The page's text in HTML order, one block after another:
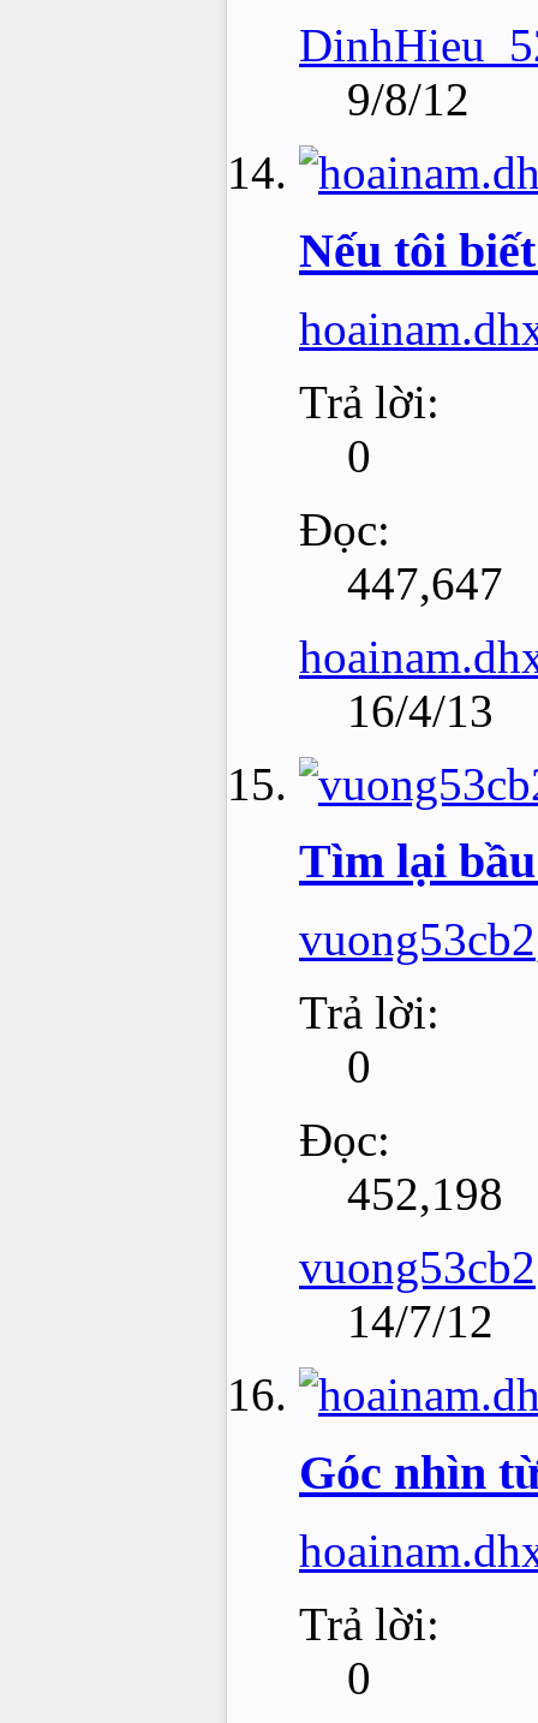
9/8/12
Nếu tôi
Trả lời:
0
Đọc:
447,647
16/4/13
Tìm lại
vuong53cb2
Trả lời:
0
Đọc:
452,198
vuong53cb2
14/7/12
Góc nhìn
Trả lời:
0